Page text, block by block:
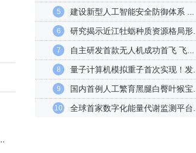
5 建设新型人工智能安全防御体系 ...
6 研究揭示近江牡蛎种质资源格局形...
7 自主研发首款无人机成功首飞 飞...
8 量子计算机模拟重子首次实现！发...
9 国内首例人工繁育黑腿白臀叶猴宝...
10 全球首家数字化能量代谢监测平台...